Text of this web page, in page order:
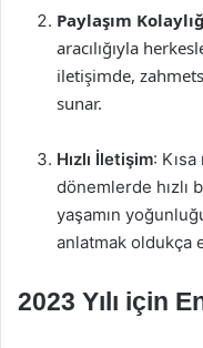
Paylaşım
aracılığıyla
iletişimde,
sunar.
Hızlı İletişim:
dönemlerde hızlı
yaşamın
anlatmak oldukça
2023 Yılı için